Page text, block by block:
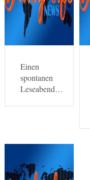
Einen
spontanen
Leseabend…